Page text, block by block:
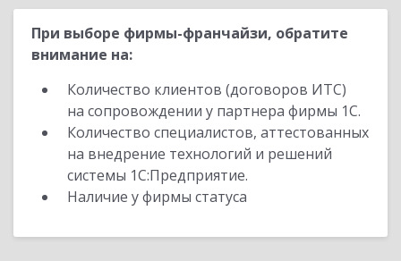
При выборе фирмы-франчайзи, обратите
внимание на:
Количество клиентов (договоров ИТС)
на сопровождении у партнера фирмы 1С.
Количество специалистов, аттестованных
на внедрение технологий и решений
системы 1С:Предприятие.
Наличие у фирмы статуса